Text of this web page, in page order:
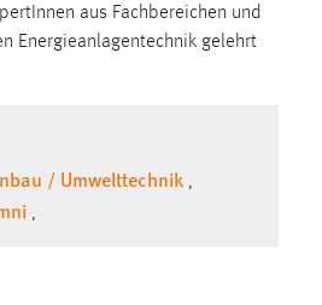
aus Fachbereichen und
Energieanlagentechnik gelehrt
/ Umwelttechnik ,
,
von Drittanbietern
Besucher über Websites